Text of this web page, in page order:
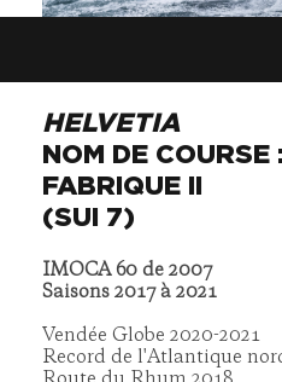
HELVETIA
NOM DE COURSE
FABRIQUE II
(SUI 7)
IMOCA 60 de 2007
Saisons 2017 à 2021
Vendée Globe 2020-2021
Record de l'Atlantique